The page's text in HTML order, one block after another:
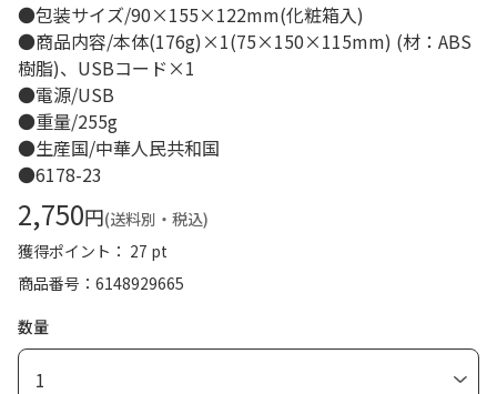
●包装サイズ/90×155×122mm(化粧箱入)
●商品内容/本体(176g)×1(75×150×115mm) (材：ABS
樹脂)、USBコード×1
●電源/USB
●重量/255g
●生産国/中華人民共和国
●6178-23
2,750円(送料別・税込)
獲得ポイント： 27 pt
商品番号
6148929665
数量
1